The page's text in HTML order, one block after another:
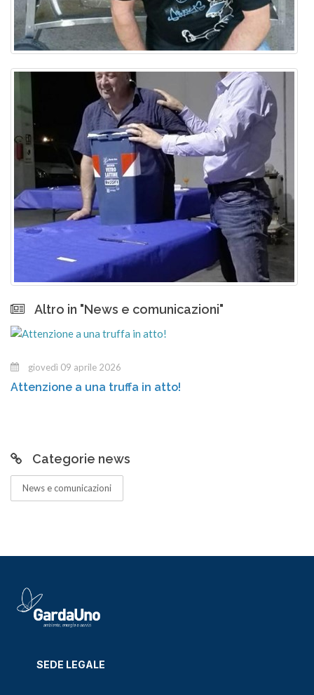
Altro in "News e comunicazioni"
giovedì 09 aprile 2026
Attenzione a una truffa in atto!
Categorie news
News e comunicazioni
SEDE LEGALE